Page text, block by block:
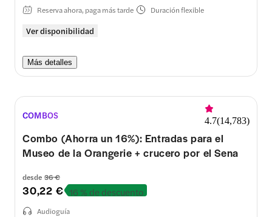
Ver disponibilidad
Reserva ahora, paga más tarde Duración flexible
Más detalles
COMBOS 4.7(14,783)
Combo (Ahorra un 16%): Entradas para el
Museo de la Orangerie + crucero por el Sena
desde 36 €
30,22 € 16 % de descuento
Audioguía